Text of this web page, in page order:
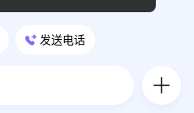
发送电话